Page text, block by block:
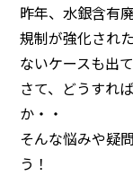
昨年、水銀含有
規制が強化され
ないケースも出
さて、どうすれ
か・・
そんな悩みや疑
う！